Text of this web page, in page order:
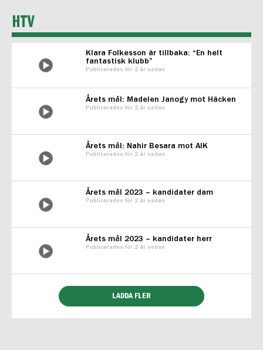
HTV
Klara Folkesson är tillbaka: “En helt
fantastisk klubb”
Publicerades för 2 år sedan
Årets mål: Madelen Janogy mot Häcken
Publicerades för 2 år sedan
Årets mål: Nahir Besara mot AIK
Publicerades för 2 år sedan
Årets mål 2023 – kandidater dam
Publicerades för 2 år sedan
Årets mål 2023 – kandidater herr
Publicerades för 2 år sedan
LADDA FLER